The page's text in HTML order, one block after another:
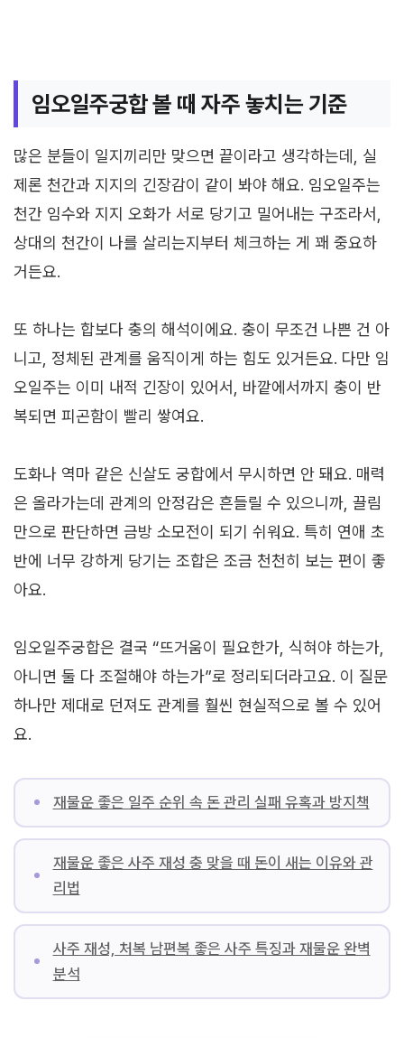
임오일주궁합 볼 때 자주 놓치는 기준
많은 분들이 일지끼리만 맞으면 끝이라고 생각하는데, 실
제론 천간과 지지의 긴장감이 같이 봐야 해요. 임오일주는
천간 임수와 지지 오화가 서로 당기고 밀어내는 구조라서,
상대의 천간이 나를 살리는지부터 체크하는 게 꽤 중요하
거든요.
또 하나는 합보다 충의 해석이에요. 충이 무조건 나쁜 건 아
니고, 정체된 관계를 움직이게 하는 힘도 있거든요. 다만 임
오일주는 이미 내적 긴장이 있어서, 바깥에서까지 충이 반
복되면 피곤함이 빨리 쌓여요.
도화나 역마 같은 신살도 궁합에서 무시하면 안 돼요. 매력
은 올라가는데 관계의 안정감은 흔들릴 수 있으니까, 끌림
만으로 판단하면 금방 소모전이 되기 쉬워요. 특히 연애 초
반에 너무 강하게 당기는 조합은 조금 천천히 보는 편이 좋
아요.
임오일주궁합은 결국 “뜨거움이 필요한가, 식혀야 하는가,
아니면 둘 다 조절해야 하는가”로 정리되더라고요. 이 질문
하나만 제대로 던져도 관계를 훨씬 현실적으로 볼 수 있어
요.
재물운 좋은 일주 순위 속 돈 관리 실패 유혹과 방지책
재물운 좋은 사주 재성 충 맞을 때 돈이 새는 이유와 관
리법
사주 재성, 처복 남편복 좋은 사주 특징과 재물운 완벽
분석